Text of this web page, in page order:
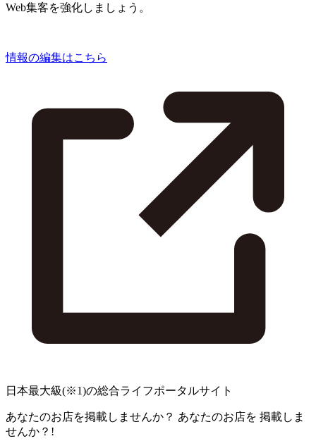
Web集客を強化しましょう。
情報の編集はこちら
日本最大級(※1)の総合ライフポータルサイト
あなたのお店を掲載しませんか？ あなたのお店を 掲載しま
せんか？!